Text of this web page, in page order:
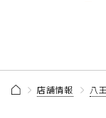
店舗情報 八